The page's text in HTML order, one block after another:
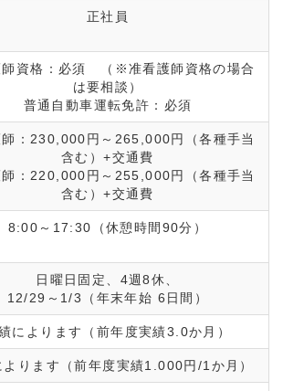
正社員
師資格：必須 （※准看護師資格の場合
は要相談）
普通自動車運転免許：必須
師：230,000円～265,000円（各種手当
含む）+交通費
師：220,000円～255,000円（各種手当
含む）+交通費
8:00～17:30（休憩時間90分）
日曜日固定、4週8休、
12/29～1/3（年末年始 6日間）
によります（前年度実績3.0か月）
よります（前年度実績1.000円/1か月）